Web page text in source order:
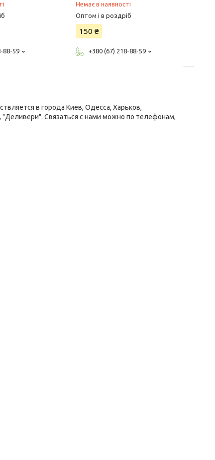
88-59
Немає в наявності
Оптом і в роздріб
150 ₴
+380 (67) 218-88-59
в города Киев, Одесса, Харьков,
Связаться с нами можно по телефонам,